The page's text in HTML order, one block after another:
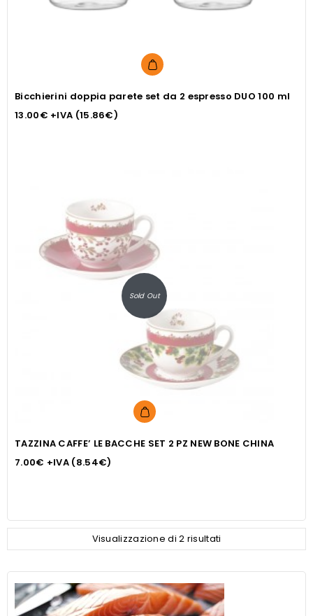
Bicchierini doppia parete set da 2 espresso DUO 100 ml
13.00€ +IVA (15.86€)
Sold Out
TAZZINA CAFFE’ LE BACCHE SET 2 PZ NEW BONE CHINA
7.00€ +IVA (8.54€)
Visualizzazione di 2 risultati